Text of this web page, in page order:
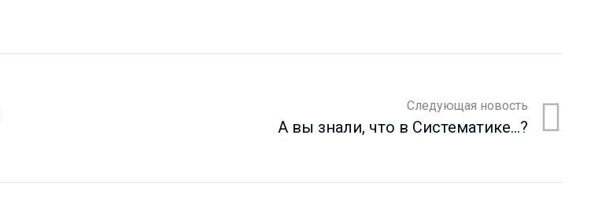
Следующая новость
А вы знали, что в Систематике…?